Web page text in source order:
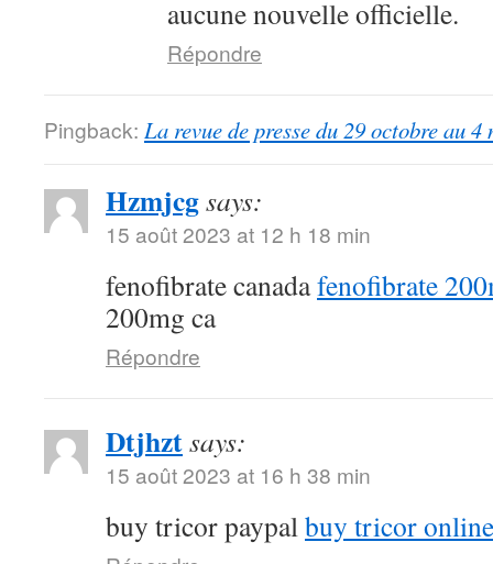
aucune nouvelle officielle.
Répondre
Pingback: La revue de presse du 29 octobre au
Hzmjcgsays:
15 août 2023 at 12 h 18 min
fenofibrate canadafenofibrate
200mg ca
Répondre
Dtjhztsays:
15 août 2023 at 16 h 38 min
buy tricor paypalbuy tricor online